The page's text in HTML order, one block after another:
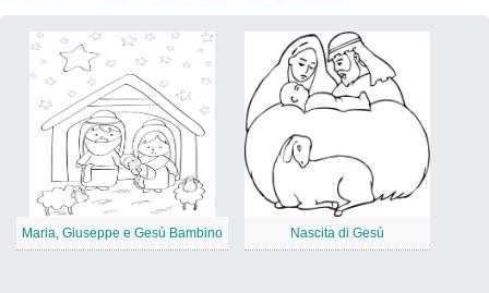
Maria, Giuseppe e Gesù Bambino Nascita di Gesù